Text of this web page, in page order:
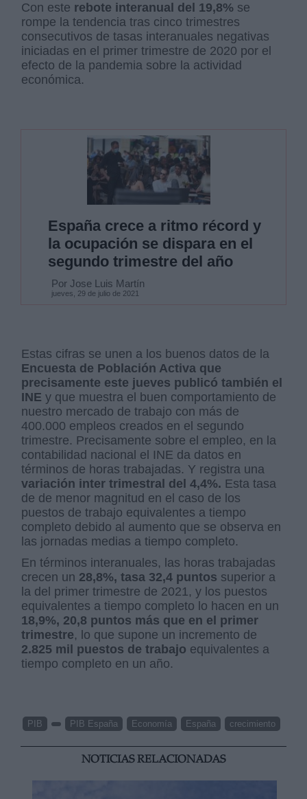
Con este rebote interanual del 19,8% se
rompe la tendencia tras cinco trimestres
consecutivos de tasas interanuales negativas
iniciadas en el primer trimestre de 2020 por el
efecto de la pandemia sobre la actividad
económica.
España crece a ritmo récord y
la ocupación se dispara en el
segundo trimestre del año
Por Jose Luis Martín
jueves, 29 de julio de 2021
Estas cifras se unen a los buenos datos de la
Encuesta de Población Activa que
precisamente este jueves publicó también el
INE y que muestra el buen comportamiento de
nuestro mercado de trabajo con más de
400.000 empleos creados en el segundo
trimestre. Precisamente sobre el empleo, en la
contabilidad nacional el INE da datos en
términos de horas trabajadas. Y registra una
variación inter trimestral del 4,4%. Esta tasa
de de menor magnitud en el caso de los
puestos de trabajo equivalentes a tiempo
completo debido al aumento que se observa en
las jornadas medias a tiempo completo.
En términos interanuales, las horas trabajadas
crecen un 28,8%, tasa 32,4 puntos superior a
la del primer trimestre de 2021, y los puestos
equivalentes a tiempo completo lo hacen en un
18,9%, 20,8 puntos más que en el primer
trimestre, lo que supone un incremento de
2.825 mil puestos de trabajo equivalentes a
tiempo completo en un año.
PIB PIB España Economía España crecimiento
NOTICIAS RELACIONADAS